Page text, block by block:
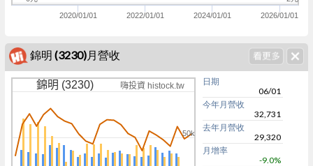
2020/01/01 2022/01/01 2024/01/01 2026/01/01
錦明 (3230)月營收
錦明 (3230) 嗨投資 histock.tw
50k
日期
06/01
今年月營收
32,731
去年月營收
29,320
月增率
-9.0%